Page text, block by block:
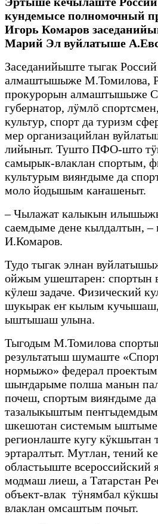
кундемысе полномочный
Игорь Комаров
Марий Эл вуйлатыше
Заседанийыште тыгак
алмаштышыже М.Томилова,
прокурорын алмаштышыже
губернатор, лӱмлӧ
культур, спорт да туризм
мер организацийлан
лийыныт. Тушто ПФО-што
самырык-влаклан спортым,
культурым вияҥдыме да
моло йодышым каҥашеныт.
– Чылажат калыкын
саемдыме дене кылдалтын, –
И.Комаров.
Тудо тыгак элнан
ойжым ушештарен: спортын
кӱлеш задаче. Физический
шукырак еҥ кылым
ыштышаш улына.
Тыгодым М.Томилова
результатыш шумаште
нормыжо» федерал
шыҥдарыме полша манын
почеш, спортым вияҥдыме
тазалыкыштым
шкешотан системым
регионлаште кугу кӱкшытан
эртаралтыт. Мутлан, тений
областьыште всероссийский
модмаш лиеш, а Татарстан
объект-влак тӱнямбал
влаклан омсаштым почыт.